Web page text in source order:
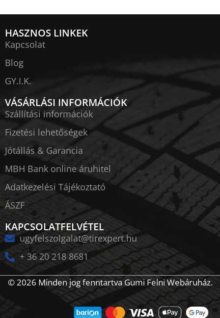
HASZNOS LINKEK
Kapcsolat
Blog
GY.I.K.
VÁSÁRLÁSI INFORMÁCIÓK
Szállítási információk
Fizetési lehetőségek
Jótállás & Garancia
MBH Bank online áruhitel
Adatkezelési Tájékoztató
ÁSZF
KAPCSOLATFELVÉTEL
ugyfelszolgalat@tirexpert.hu
+ 36 20 218 8681
© 2026 Minden jog fenntartva Gumi Felni Webáruház.